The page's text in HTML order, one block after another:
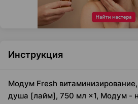
Инструкция
Модум Fresh
душа [лайм], 750 мл ×1, Модум -